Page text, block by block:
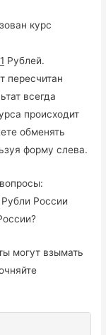
курс
Рублей.
пересчитан
всегда
происходит
обменять
форму слева.
России
могут взымать